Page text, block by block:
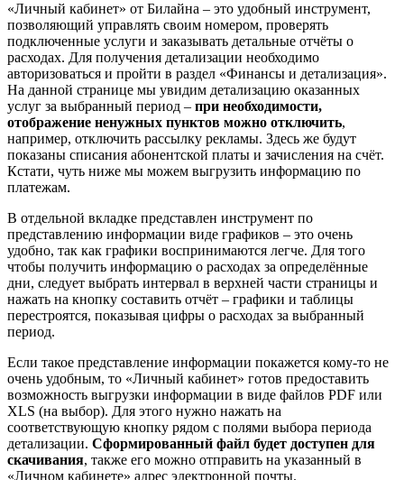
«Личный кабинет» от Билайна – это удобный инструмент,
позволяющий управлять своим номером, проверять
подключенные услуги и заказывать детальные отчёты о
расходах. Для получения детализации необходимо
авторизоваться и пройти в раздел «Финансы и детализация».
На данной странице мы увидим детализацию оказанных
услуг за выбранный период – при необходимости,
отображение ненужных пунктов можно отключить,
например, отключить рассылку рекламы. Здесь же будут
показаны списания абонентской платы и зачисления на счёт.
Кстати, чуть ниже мы можем выгрузить информацию по
платежам.
В отдельной вкладке представлен инструмент по
представлению информации виде графиков – это очень
удобно, так как графики воспринимаются легче. Для того
чтобы получить информацию о расходах за определённые
дни, следует выбрать интервал в верхней части страницы и
нажать на кнопку составить отчёт – графики и таблицы
перестроятся, показывая цифры о расходах за выбранный
период.
Если такое представление информации покажется кому-то не
очень удобным, то «Личный кабинет» готов предоставить
возможность выгрузки информации в виде файлов PDF или
XLS (на выбор). Для этого нужно нажать на
соответствующую кнопку рядом с полями выбора периода
детализации. Сформированный файл будет доступен для
скачивания, также его можно отправить на указанный в
«Личном кабинете» адрес электронной почты.